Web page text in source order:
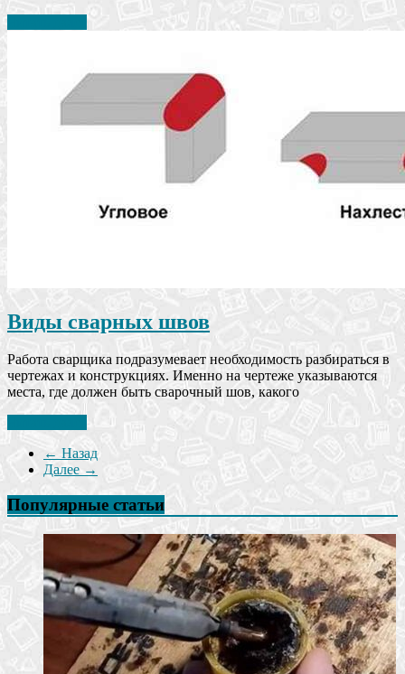
Виды сварных швов
Работа сварщика подразумевает необходимость разбираться в
чертежах и конструкциях. Именно на чертеже указываются
места, где должен быть сварочный шов, какого
← Назад
Далее →
Популярные статьи